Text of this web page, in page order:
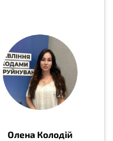
Олена Колодій